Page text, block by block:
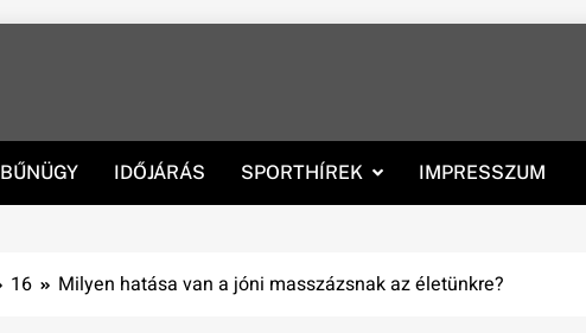
BŰNÜGY IDŐJÁRÁS SPORTHÍREK IMPRESSZUM
16 Milyen hatása van a jóni masszázsnak az életünkre?